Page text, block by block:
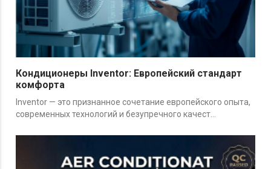
Кондиционеры Inventor: Европейский стандарт
комфорта
Inventor — это признанное сочетание европейского опыта,
современных технологий и безупречного качест...